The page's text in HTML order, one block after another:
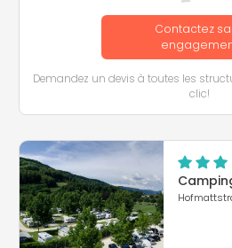
Contactez
Demandez un devis à toutes les
clic!